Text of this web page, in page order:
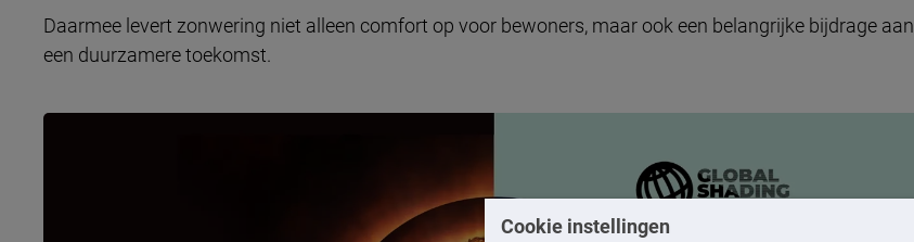
Cookie instellingen
Daarmee levert zonwering niet alleen comfort op voor bewoners, maar ook een belangrijke bijdrage aan
een duurzamere toekomst.